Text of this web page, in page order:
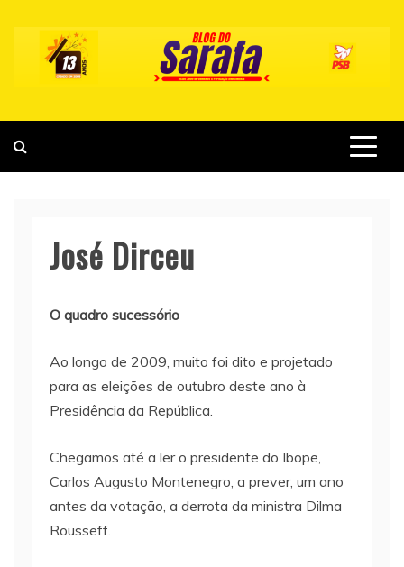
content
José Dirceu
O quadro sucessório
Ao longo de 2009, muito foi dito e projetado
para as eleições de outubro deste ano à
Presidência da República.
Chegamos até a ler o presidente do Ibope,
Carlos Augusto Montenegro, a prever, um ano
antes da votação, a derrota da ministra Dilma
Rousseff.